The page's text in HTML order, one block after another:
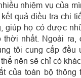
nhiệm vụ của
quả điều tra chi
giúp họ có được
thời nhất. Ngoài ra,
tôi cung cấp đều
nên sẽ chỉ có
của toàn bộ thông